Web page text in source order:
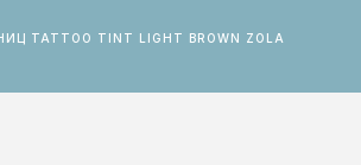
TATTOO TINT LIGHT BROWN ZOLA